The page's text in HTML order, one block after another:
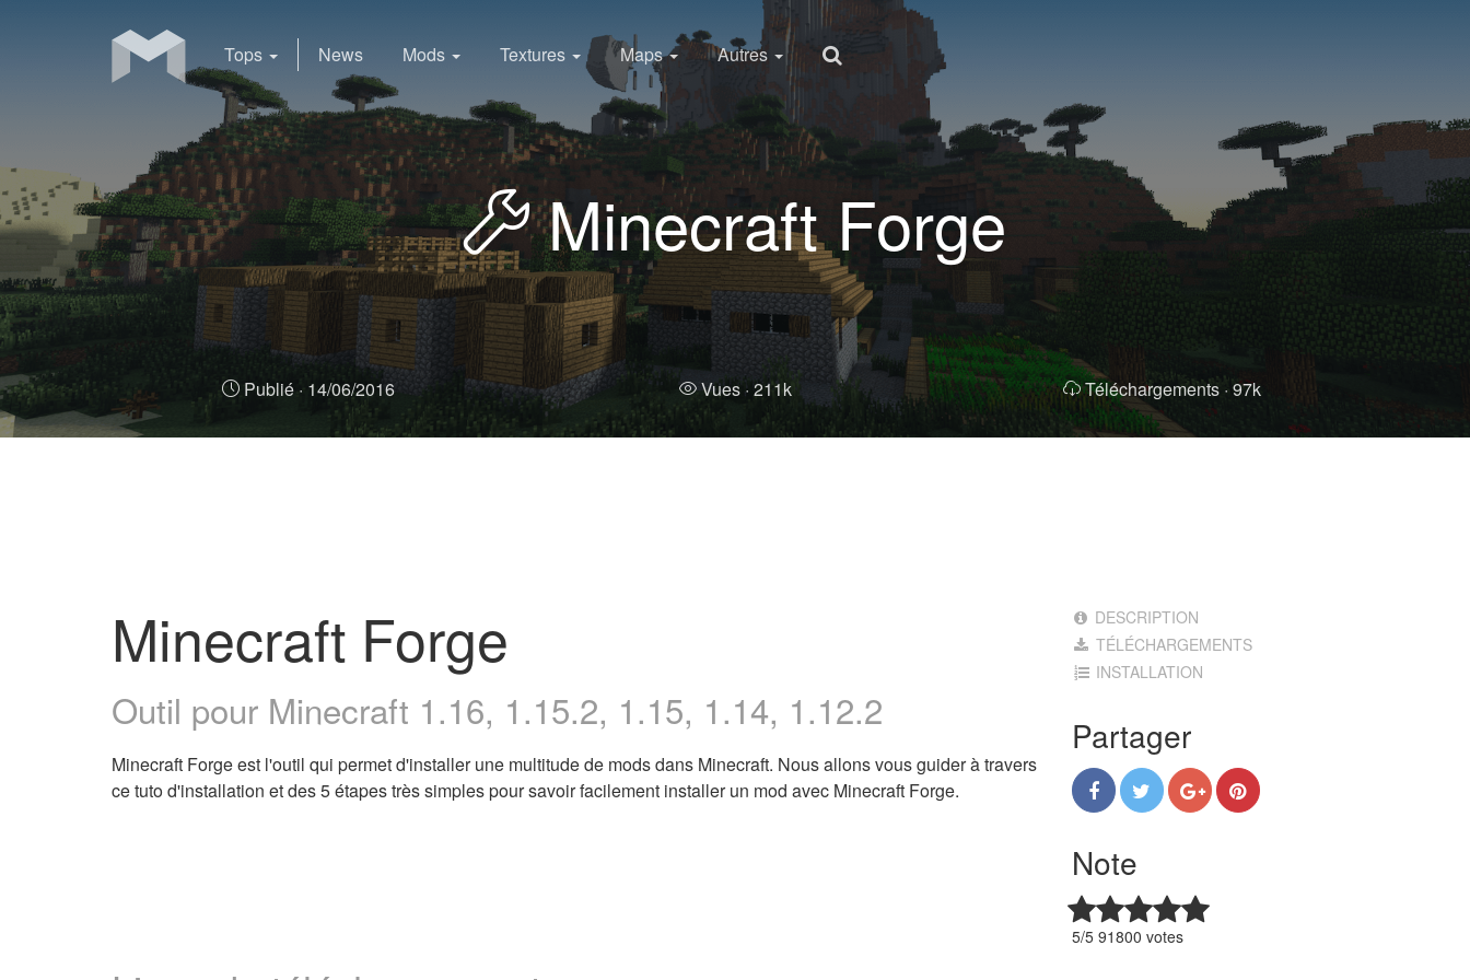
Tops News Mods Textures Maps Autres
Minecraft Forge
Publié · 14/06/2016 Vues · 211k Téléchargements ·97k
Minecraft Forge
Outil pour Minecraft 1.16, 1.15.2, 1.15, 1.14, 1.12.2
Minecraft Forge est l'outil qui permet d'installer une multitude de mods dans Minecraft. Nous allons vous guider à travers
ce tuto d'installation et des 5 étapes très simples pour savoir facilement installer un mod avec Minecraft Forge.
DESCRIPTION
TÉLÉCHARGEMENTS
INSTALLATION
Partager
Note
5/5 91800 votes